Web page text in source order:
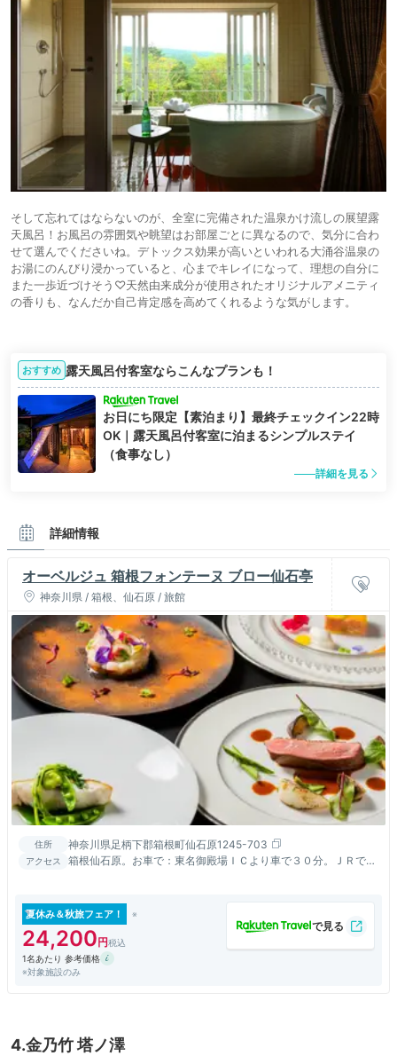
そして忘れてはならないのが、全室に完備された温泉かけ流しの展望露
天風呂！お風呂の雰囲気や眺望はお部屋ごとに異なるので、気分に合わ
せて選んでくださいね。デトックス効果が高いといわれる大涌谷温泉の
お湯にのんびり浸かっていると、心までキレイになって、理想の自分に
また一歩近づけそう♡天然由来成分が使用されたオリジナルアメニティ
の香りも、なんだか自己肯定感を高めてくれるような気がします。
おすすめ 露天風呂付客室ならこんなプランも！
お日にち限定【素泊まり】最終チェックイン22時
OK｜露天風呂付客室に泊まるシンプルステイ
（食事なし）
詳細を見る
詳細情報
オーベルジュ 箱根フォンテーヌ ブロー仙石亭
神奈川県 / 箱根、仙石原 / 旅館
住所 神奈川県足柄下郡箱根町仙石原1245-703
アクセス
箱根仙石原。お車で：東名御殿場ＩＣより車で３０分。ＪＲで：
夏休み＆秋旅フェア！
24,200
1名あたり 参考価格
※対象施設のみ
4.金乃竹 塔ノ澤